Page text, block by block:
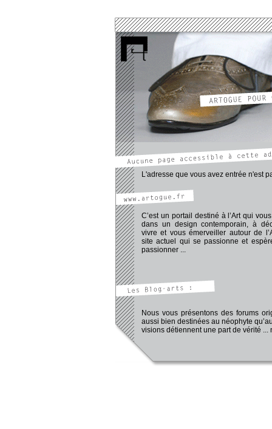
L'adresse que vous avez entrée n'est
C’est un portail destiné à l’Art qui
dans un design contemporain, à
vivre et vous émerveiller autour de
site actuel qui se passionne et
passionner ...
Nous vous présentons des forums
aussi bien destinées au néophyte
visions détiennent une part de vérité ...
www.pechadre-thomas.artogue.fr
www.atelier.artogue.fr
www.aymeric-dominique.artogue.fr
www.dailly-marc.artogue.fr
www.girard-adeline.artogue.fr
www.moncorge-vincent.artogue.fr
www.mota.artogue.fr
www.protti-romain.artogue.fr
www.rassat-virginie.artogue.fr
www.sarpedon-laurent.artogue.fr
www.slobo.artogue.fr
www.artogue.fr/galerie/galerie.htm
www.artogue.fr/blog_tog/blogArt.htm
www.artogue.fr/forumMembres/